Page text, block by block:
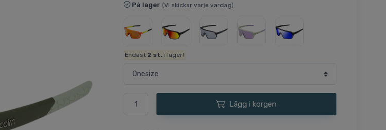
På lager (Vi skickar varje vardag)
Endast 2 st. i lager!
Lägg i korgen